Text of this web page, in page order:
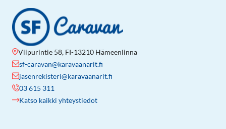
Viipurintie 58, FI-13210 Hämeenlinna
sf-caravan@karavaanarit.fi
jasenrekisteri@karavaanarit.fi
03 615 311
Katso kaikki yhteystiedot